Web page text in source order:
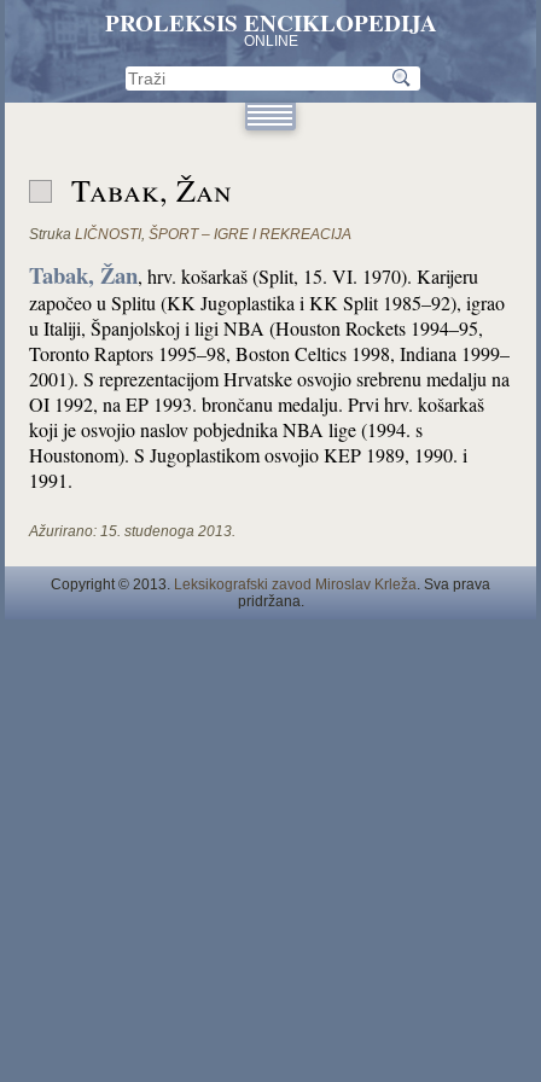
PROLEKSIS ENCIKLOPEDIJA
ONLINE
Tabak, Žan
Struka LIČNOSTI,ŠPORT – IGRE I REKREACIJA
Tabak, Žan, hrv. košarkaš (Split, 15. VI. 1970). Karijeru
započeo u Splitu (KK Jugoplastika i KK Split 1985–92), igrao
u Italiji, Španjolskoj i ligi NBA (Houston Rockets 1994–95,
Toronto Raptors 1995–98, Boston Celtics 1998, Indiana 1999–
2001). S reprezentacijom Hrvatske osvojio srebrenu medalju na
OI 1992, na EP 1993. brončanu medalju. Prvi hrv. košarkaš
koji je osvojio naslov pobjednika NBA lige (1994. s
Houstonom). S Jugoplastikom osvojio KEP 1989, 1990. i
1991.
Ažurirano: 15. studenoga 2013.
Copyright © 2013. Leksikografski zavod Miroslav Krleža. Sva prava
pridržana.